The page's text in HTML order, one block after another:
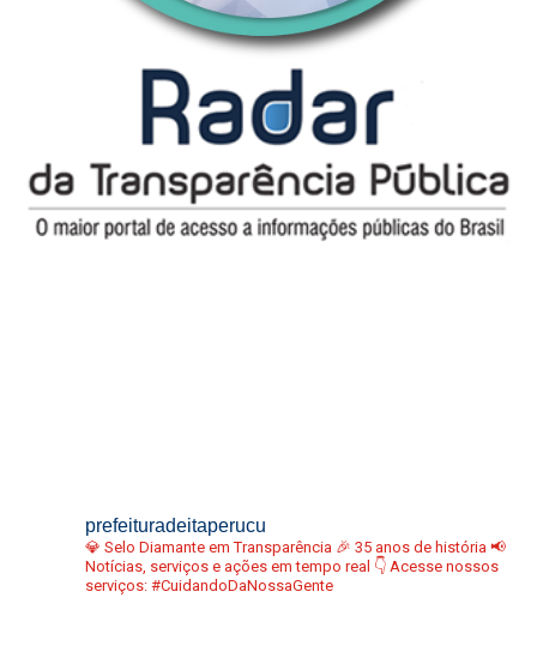
prefeituradeitaperucu
💎 Selo Diamante em Transparência 🎉 35 anos de história 📢
Notícias, serviços e ações em tempo real 👇 Acesse nossos
serviços: #CuidandoDaNossaGente